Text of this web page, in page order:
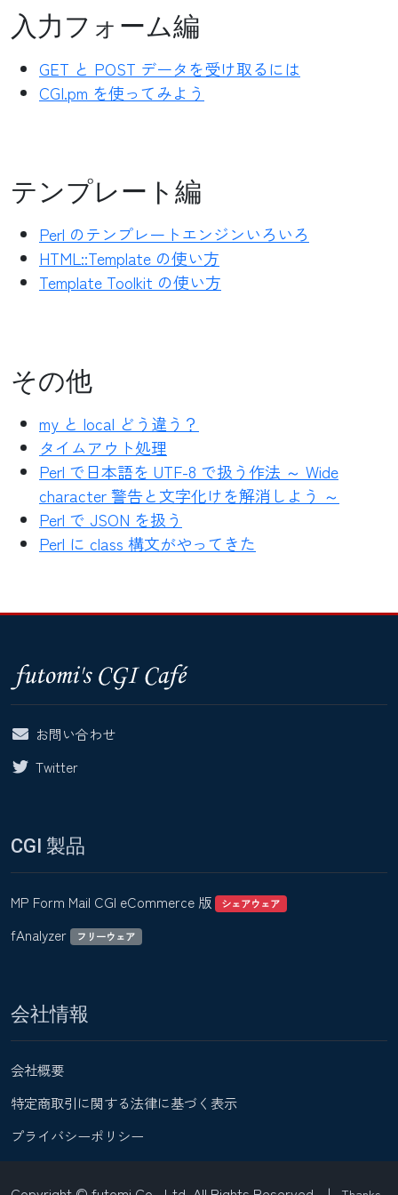
入力フォーム編
GET と POST データを受け取るには
CGI.pm を使ってみよう
テンプレート編
Perl のテンプレートエンジンいろいろ
HTML::Template の使い方
Template Toolkit の使い方
その他
my と local どう違う？
タイムアウト処理
Perl で日本語を UTF-8 で扱う作法 ～ Wide
character 警告と文字化けを解消しよう ～
Perl で JSON を扱う
Perl に class 構文がやってきた
お問い合わせ
Twitter
CGI 製品
MP Form Mail CGI eCommerce 版 シェアウェア
fAnalyzer フリーウェア
会社情報
会社概要
特定商取引に関する法律に基づく表示
プライバシーポリシー